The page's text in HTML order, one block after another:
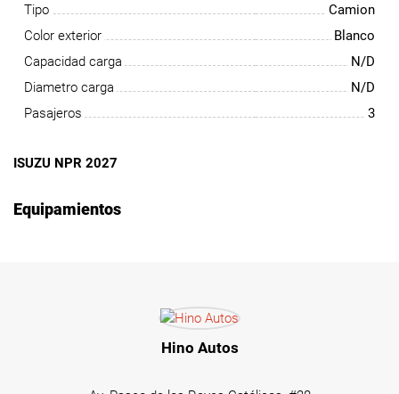
Tipo
Camion
Color exterior
Blanco
Capacidad carga
N/D
Diametro carga
N/D
Pasajeros
3
ISUZU NPR 2027
Equipamientos
Hino Autos